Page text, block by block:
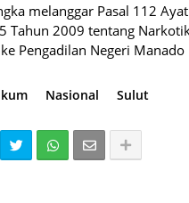
melanggar Pasal 112
Tahun 2009 tentang
Pengadilan Negeri
Nasional Sulut